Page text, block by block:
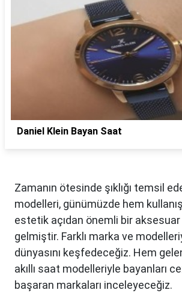
Daniel Klein Bayan Saat
Zamanın ötesinde şıklığı temsil
modelleri, günümüzde hem
estetik açıdan önemli bir
gelmiştir. Farklı marka ve
dünyasını keşfedeceğiz. Hem
akıllı saat modelleriyle bayanları
başaran markaları inceleyeceğiz.